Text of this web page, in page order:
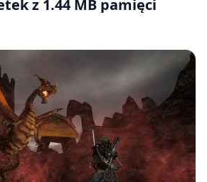
z 1.44 MB pamięci